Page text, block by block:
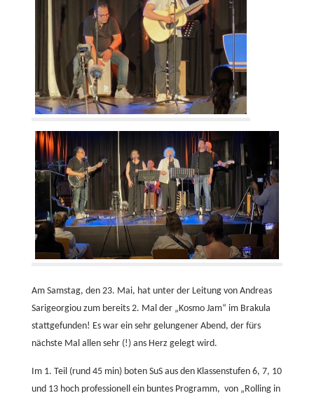
Am Samstag, den 23. Mai, hat unter der Leitung von Andreas
Sarigeorgiou zum bereits 2. Mal der „Kosmo Jam“ im Brakula
stattgefunden! Es war ein sehr gelungener Abend, der fürs
nächste Mal allen sehr (!) ans Herz gelegt wird.
Im 1. Teil (rund 45 min) boten SuS aus den Klassenstufen 6, 7, 10
und 13 hoch professionell ein buntes Programm, von „Rolling in